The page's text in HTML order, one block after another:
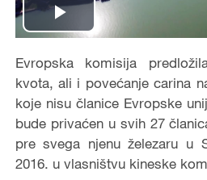
Play
Video
Evropska komisija
kvota, ali i povećanje carina
koje nisu članice Evropske
bude privaćen u svih 27
pre svega njenu železaru u
2016. u vlasništvu kineske